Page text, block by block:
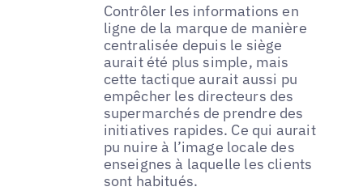
Contrôler les informations en
ligne de la marque de manière
centralisée depuis le siège
aurait été plus simple, mais
cette tactique aurait aussi pu
empêcher les directeurs des
supermarchés de prendre des
initiatives rapides. Ce qui aurait
pu nuire à l’image locale des
enseignes à laquelle les clients
sont habitués.